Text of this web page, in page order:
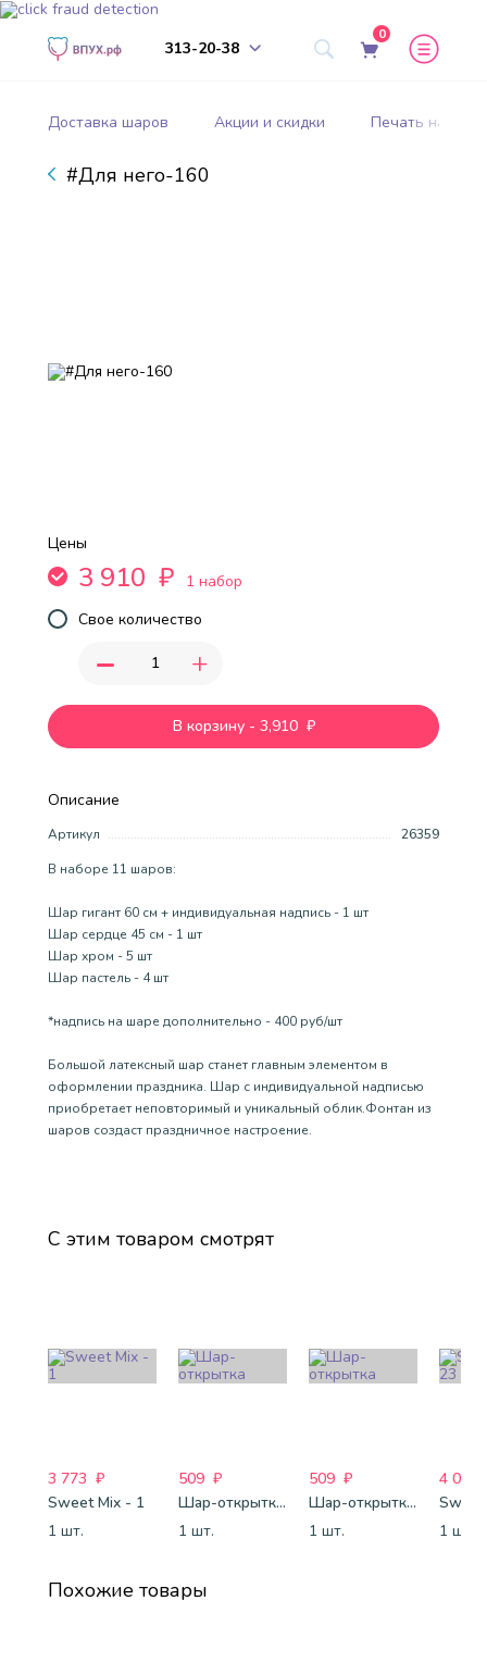
313-20-38
0
Доставка шаров Акции и скидки Печать на
#Для него-160
Описание
Артикул
26359
В наборе 11 шаров:
Шар гигант 60 см + индивидуальная надпись - 1 шт
Шар сердце 45 см - 1 шт
Шар хром - 5 шт
Шар пастель - 4 шт
*надпись на шаре дополнительно - 400 руб/шт
Большой латексный шар станет главным элементом в
оформлении праздника. Шар с индивидуальной надписью
приобретает неповторимый и уникальный облик.Фонтан из
шаров создаст праздничное настроение.
Цены
3 910 ₽
1 набор
Свое количество
- +
В корзину - 3,910 ₽
С этим товаром смотрят
3 773 ₽
Sweet Mix - 1
1 шт.
509 ₽
Шар-открытка "Звезда" (45 см) - 1
1 шт.
509 ₽
Шар-открытка "Сердце" (45 см) - 2
1 шт.
4 088
1 шт.
Похожие товары